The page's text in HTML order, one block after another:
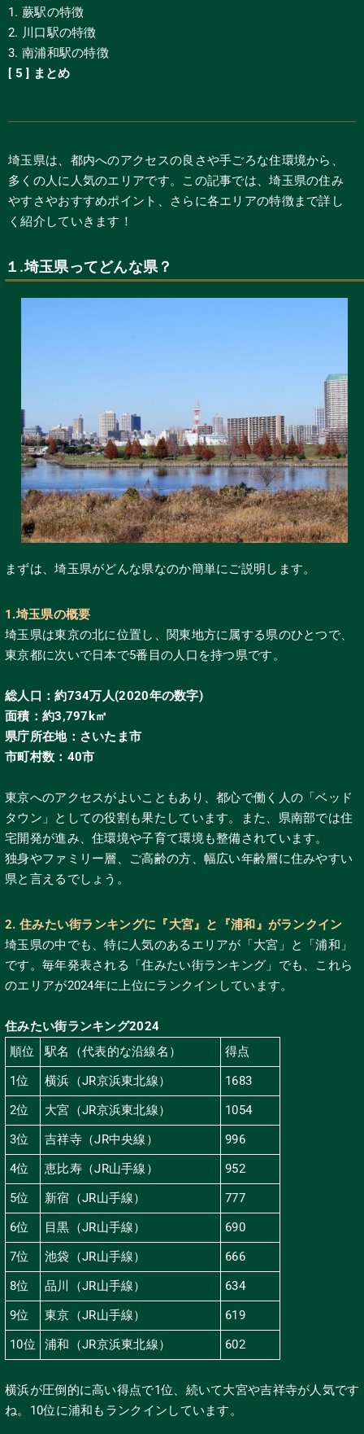
1. 蕨駅の特徴
2. 川口駅の特徴
3. 南浦和駅の特徴
[ 5 ] まとめ
埼玉県は、都内へのアクセスの良さや手ごろな住環境から、
多くの人に人気のエリアです。この記事では、埼玉県の住み
やすさやおすすめポイント、さらに各エリアの特徴まで詳し
く紹介していきます！
１.埼玉県ってどんな県？
まずは、埼玉県がどんな県なのか簡単にご説明します。
1.埼玉県の概要
埼玉県は東京の北に位置し、関東地方に属する県のひとつで、
東京都に次いで日本で5番目の人口を持つ県です。
総人口：約734万人(2020年の数字)
面積：約3,797k㎡
県庁所在地：さいたま市
市町村数： 40市
東京へのアクセスがよいこともあり、都心で働く人の「ベッド
タウン」としての役割も果たしています。また、県南部では住
宅開発が進み、住環境や子育て環境も整備されています。
独身やファミリー層、ご高齢の方、幅広い年齢層に住みやすい
県と言えるでしょう。
2. 住みたい街ランキングに『大宮』と『浦和』がランクイン
埼玉県の中でも、特に人気のあるエリアが「大宮」と「浦和」
です。毎年発表される「住みたい街ランキング」でも、これら
のエリアが2024年に上位にランクインしています。
住みたい街ランキング2024
順位
駅名（代表的な沿線名）
得点
1位
横浜（JR京浜東北線）
1683
2位
大宮（JR京浜東北線）
1054
3位
吉祥寺（JR中央線）
996
4位
恵比寿（JR山手線）
952
5位
新宿（JR山手線）
777
6位
目黒（JR山手線）
690
7位
池袋（JR山手線）
666
8位
品川（JR山手線）
634
9位
東京（JR山手線）
619
10位
浦和（JR京浜東北線） 602
横浜が圧倒的に高い得点で1位、続いて大宮や吉祥寺が人気です
ね。10位に浦和もランクインしています。